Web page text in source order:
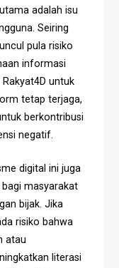
adalah isu
Seiring
pula risiko
informasi
untuk
tetap terjaga,
berkontribusi
negatif.
digital ini juga
masyarakat
bijak. Jika
risiko bahwa
atau
literasi